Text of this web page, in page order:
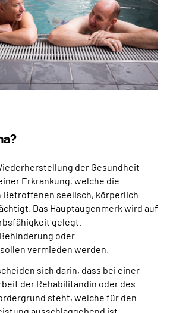
der Gesundheit
Erkrankung, welche die
seelisch, körperlich
Das Hauptaugenmerk wird auf
gelegt.
oder
vermieden werden.
sich darin, dass bei einer
der Rehabilitandin oder des
steht, welche für den